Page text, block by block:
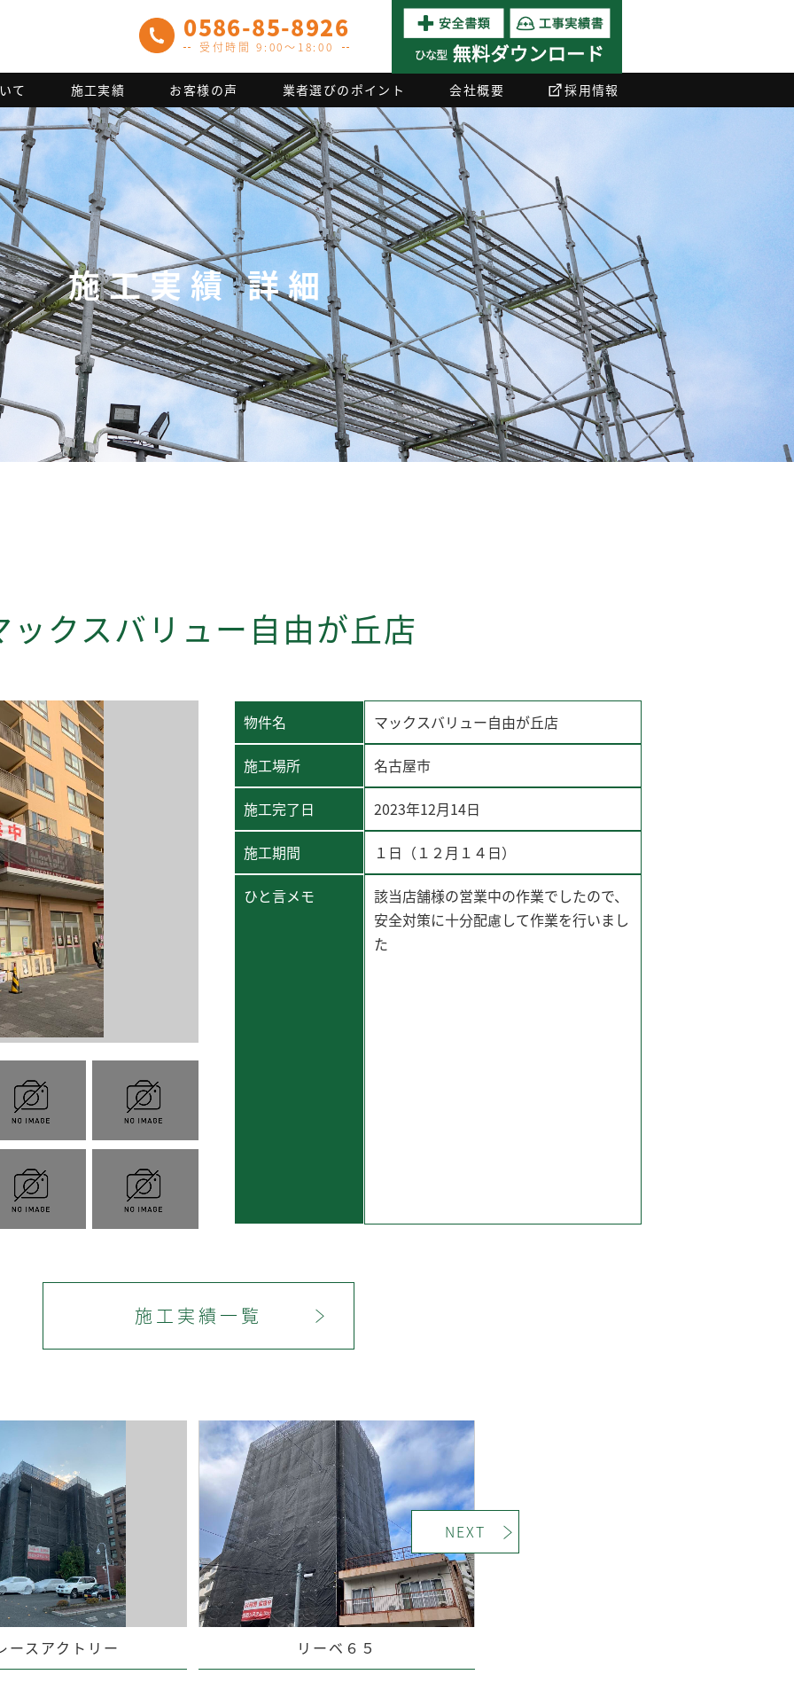
0586-85-8926
受付時間 9:00～18:00
て 施工実績 お客様の声 業者選びのポイント 会社概要 採用情報
施工実績 詳細
ックスバリュー自由が丘店
物件名 マックスバリュー自由が丘店
施工場所 名古屋市
施工完了日 2023年12月14日
施工期間 １日（１２月１４日）
ひと言メモ
該当店舗様の営業中の作業でしたので、
安全対策に十分配慮して作業を行いまし
た
施工実績一覧 ＞
ースアクトリー
NEXT ＞
リーベ６５